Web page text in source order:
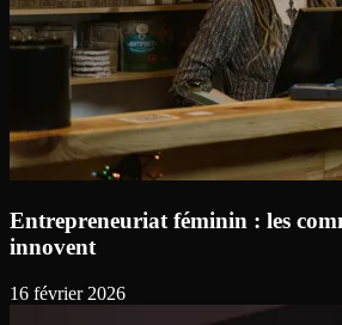
Entrepreneuriat féminin : les
innovent
16 février 2026